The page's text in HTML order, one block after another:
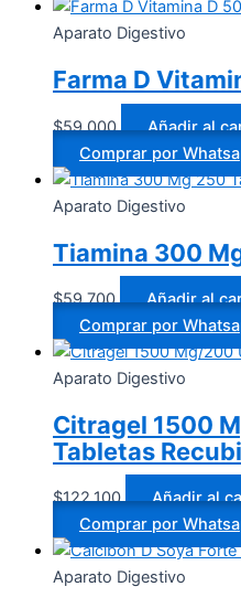
Aparato Digestivo
Farma D
$59.000
Añadir al
Comprar por
Aparato Digestivo
Tiamina 300
$59.700
Añadir al
Comprar por
Aparato Digestivo
Citragel 1500
Tabletas
$122.100
Añadir al
Comprar por
Aparato Digestivo